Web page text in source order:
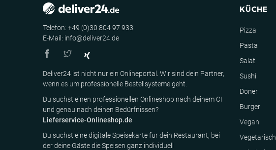
Telefon: +49 (0)30 804 97 933
E-Mail: info@deliver24.de
Deliver24 ist nicht nur ein Onlineportal. Wir sind dein Partner,
wenn es um professionelle Bestellsysteme geht.
Du suchst einen professionellen Onlineshop nach deinem CI
und genau nach deinen Bedürfnissen?
Lieferservice-Onlineshop.de
Du suchst eine digitale Speisekarte für dein Restaurant, bei
der deine Gäste die Speisen ganz individuell
KÜCHE
Pizza
Pasta
Salat
Sushi
Döner
Burger
Vegan
Vegetarisch